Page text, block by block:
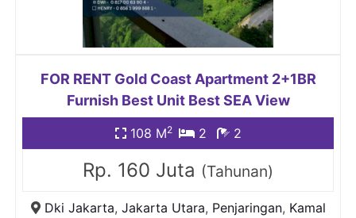
FOR RENT Gold Coast Apartment 2+1BR
Furnish Best Unit Best SEA View
108 M2 2 2
Rp. 160 Juta (Tahunan)
Dki Jakarta, Jakarta Utara, Penjaringan, Kamal